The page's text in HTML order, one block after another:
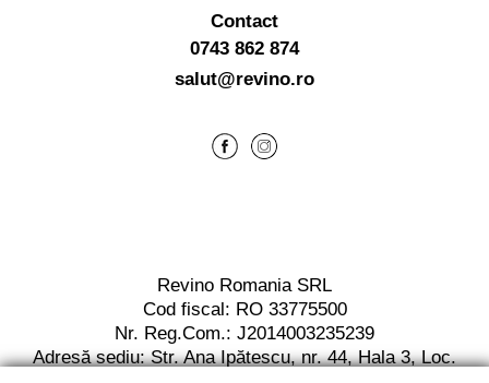
Contact
0743 862 874
salut@revino.ro
Revino Romania SRL
Cod fiscal: RO 33775500
Nr. Reg.Com.: J2014003235239
Adresă sediu: Str. Ana Ipătescu,nr. 44, Hala 3,Loc.